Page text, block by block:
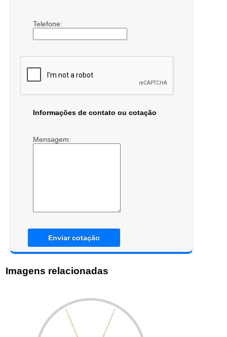
Telefone:
Informações de contato ou cotação
Mensagem:
Enviar cotação
Imagens relacionadas